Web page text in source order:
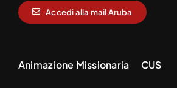
Accedi alla mail Aruba
Animazione Missionaria CUS